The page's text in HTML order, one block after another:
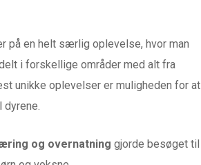
på en helt særlig oplevelse, hvor man
i forskellige områder med alt fra
unikke oplevelser er muligheden for at
dyrene.
og overnatning gjorde besøget til